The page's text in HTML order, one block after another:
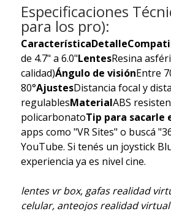
Especificaciones
para los pro):
CaracterísticaDetalle
de 4.7" a 6.0"LentesResina
calidad)Ángulo de visiónEntre
80°AjustesDistancia focal y
regulablesMaterialABS
policarbonatoTip para sacarle
apps como "VR Sites" o buscá
YouTube. Si tenés un joystick
experiencia ya es nivel cine.
lentes vr box, gafas realidad
celular, anteojos realidad